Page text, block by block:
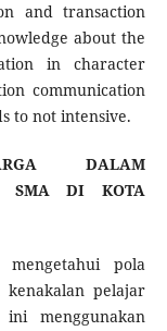
and transaction
about the
in character
communication
to not intensive.
DALAM
SMA DI KOTA
pola
kenakalan pelajar
menggunakan